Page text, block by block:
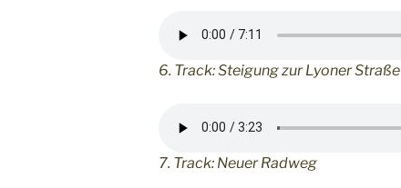
6. Track: Steigung zur Lyoner Straße
7. Track: Neuer Radweg